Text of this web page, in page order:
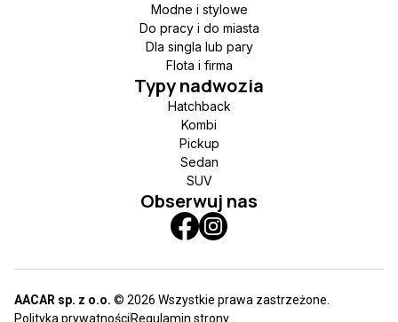
Modne i stylowe
Do pracy i do miasta
Dla singla lub pary
Flota i firma
Typy nadwozia
Hatchback
Kombi
Pickup
Sedan
SUV
Obserwuj nas
AACAR sp. z o.o. © 2026 Wszystkie prawa zastrzeżone.
Polityka prywatności Regulamin strony